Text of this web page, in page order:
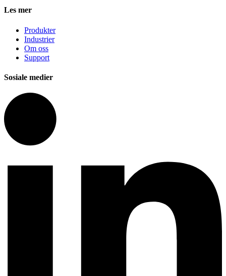
Les mer
Produkter
Industrier
Om oss
Support
Sosiale medier